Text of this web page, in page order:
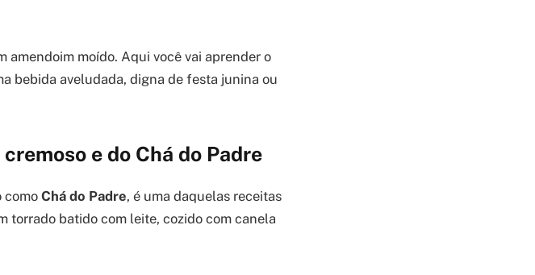
amendoim moído. Aqui você vai aprender o
bebida aveludada, digna de festa junina ou
e do Chá do Padre
comoChá do Padre, é uma daquelas receitas
torrado batido com leite, cozido com canela